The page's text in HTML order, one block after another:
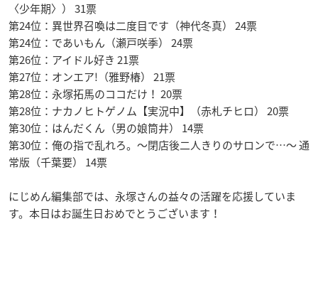
〈少年期〉） 31票
第24位：異世界召喚は二度目です（神代冬真） 24票
第24位：であいもん（瀬戸咲季） 24票
第26位：アイドル好き 21票
第27位：オンエア!（雅野椿） 21票
第28位：永塚拓馬のココだけ！ 20票
第28位：ナカノヒトゲノム【実況中】（赤札チヒロ） 20票
第30位：はんだくん（男の娘筒井） 14票
第30位：俺の指で乱れろ。〜閉店後二人きりのサロンで…〜 通
常版（千葉要） 14票
にじめん編集部では、永塚さんの益々の活躍を応援していま
す。本日はお誕生日おめでとうございます！